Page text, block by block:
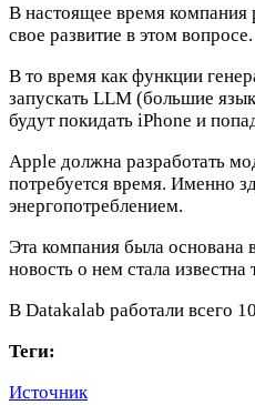
В настоящее время компания
свое развитие в этом
В то время как функции
запускать LLM (большие
будут покидать iPhone и
Apple должна разработать
потребуется время. Именно
энергопотреблением.
Эта компания была
новость о нем стала
В Datakalab работали всего
Теги:
Источник